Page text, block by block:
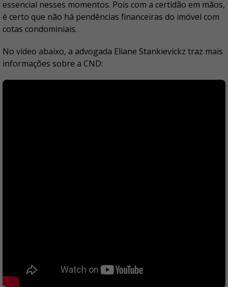
essencial nesses momentos. Pois com a certidão em mãos,
é certo que não há pendências financeiras do imóvel com
cotas condominiais.
No vídeo abaixo, a advogada Eliane Stankievickz traz mais
informações sobre a CND: